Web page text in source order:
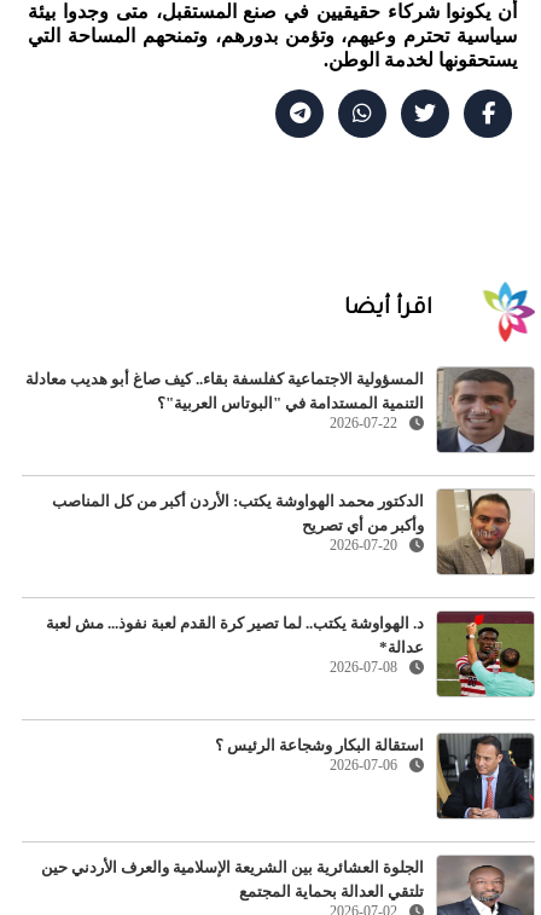
أن يكونوا شركاء حقيقيين في صنع المستقبل، متى وجدوا بيئة
سياسية تحترم وعيهم، وتؤمن بدورهم، وتمنحهم المساحة التي
يستحقونها لخدمة الوطن.
اقرأ أيضا
المسؤولية الاجتماعية كفلسفة بقاء.. كيف صاغ أبو هديب معادلة
التنمية المستدامة في "البوتاس العربية"؟
2026-07-22
الدكتور محمد الهواوشة يكتب: الأردن أكبر من كل المناصب
وأكبر من أي تصريح
2026-07-20
د. الهواوشة يكتب.. لما تصير كرة القدم لعبة نفوذ... مش لعبة
عدالة*
2026-07-08
استقالة البكار وشجاعة الرئيس ؟
2026-07-06
الجلوة العشائرية بين الشريعة الإسلامية والعرف الأردني حين
تلتقي العدالة بحماية المجتمع
2026-07-02